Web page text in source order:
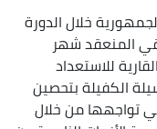
خلال الدورة
المنعقد شهر
للاستعداد
الكفيلة بتحصين
تواجهها من خلال